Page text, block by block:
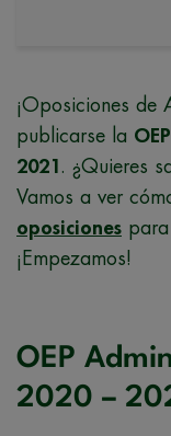
¡Oposiciones de
publicarse la
2021 . ¿Quieres
Vamos a ver
oposiciones
¡Empezamos!
OEP
2020 –